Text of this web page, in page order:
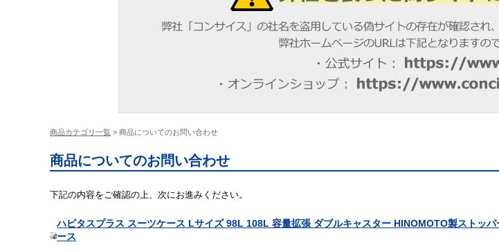
商品カテゴリ一覧 > 商品についてのお問い合わせ
商品についてのお問い合わせ
下記の内容をご確認の上、次にお進みください。
ハピタスプラス スーツケース Lサイズ 98L 108L 容量拡張 ダブルキャスター HINOMOTO製ストッ
ース